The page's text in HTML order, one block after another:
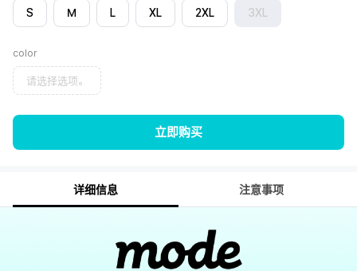
S M L XL 2XL 3XL
color
请选择选项。
立即购买
详细信息 注意事项